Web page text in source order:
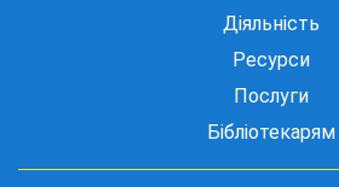
Діяльність
Ресурси
Послуги
Бібліотекарям